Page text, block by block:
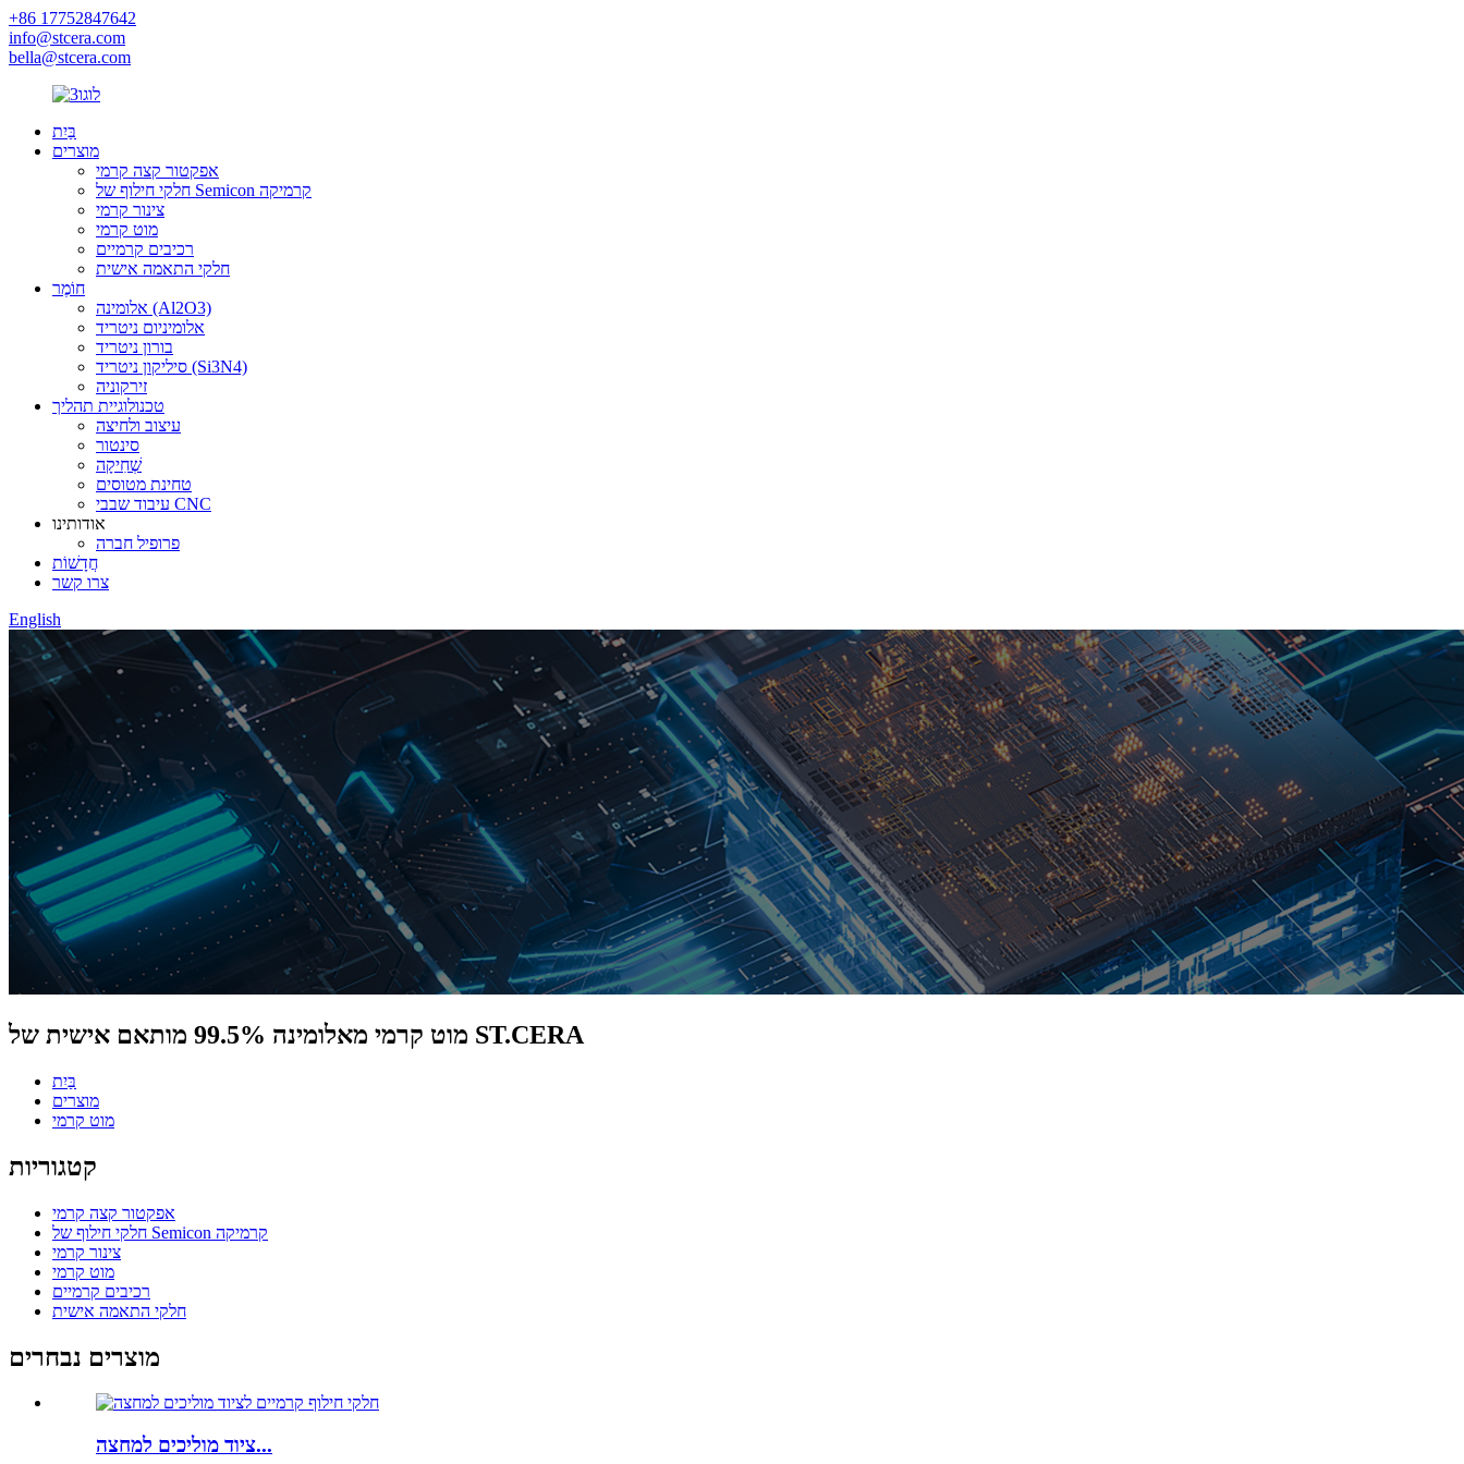
+86 17752847642
info@stcera.com
bella@stcera.com
בַּיִת
מוצרים
אפקטור קצה קרמי
חלקי חילוף של Semicon קרמיקה
צינור קרמי
מוט קרמי
רכיבים קרמיים
חלקי התאמה אישית
חוֹמֶר
אלומינה (Al2O3)
אלומיניום ניטריד
בורון ניטריד
סיליקון ניטריד (Si3N4)
זירקוניה
טכנולוגיית תהליך
עיצוב ולחיצה
סינטור
שְׁחִיקָה
טחינת מטוסים
עיבוד שבבי CNC
אודותינו
פרופיל חברה
חֲדָשׁוֹת
צרו קשר
English
מוט קרמי מאלומינה 99.5% מותאם אישית של ST.CERA
בַּיִת
מוצרים
מוט קרמי
קטגוריות
אפקטור קצה קרמי
חלקי חילוף של Semicon קרמיקה
צינור קרמי
מוט קרמי
רכיבים קרמיים
חלקי התאמה אישית
מוצרים נבחרים
ציוד מוליכים למחצה...